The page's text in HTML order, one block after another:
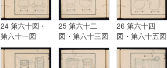
24 第六十図・
第六十一図
25 第六十二
図・第六十三図
26 第六十四
図・第六十五図